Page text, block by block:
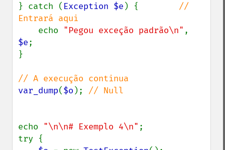
} catch ( Exception $e ) { //
Entrará aqui
echo "Pegou exceção padrão\n"
$e;
}
var_dump($o ); // Null
echo "\n\n# Exemplo 4\n" ;
try {